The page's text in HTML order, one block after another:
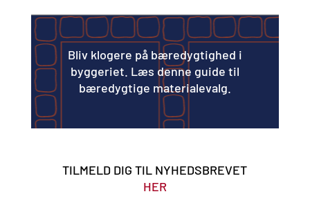
Bliv klogere på bæredygtighed i
byggeriet. Læs denne guide til
bæredygtige materialevalg.
TILMELD DIG TIL NYHEDSBREVET
HER